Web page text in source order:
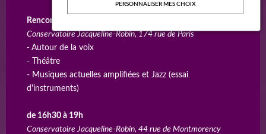
Rencontre avec l'équipe pédagogique : de 14h à 16h
Conservatoire Jacqueline-Robin, 174 rue de Paris
- Autour de la voix
- Théâtre
- Musiques actuelles amplifiées et Jazz (essai
d'instruments)
de 16h30 à 19h
Conservatoire Jacqueline-Robin, 44 rue de Montmorency
PERSONNALISER MES CHOIX